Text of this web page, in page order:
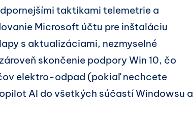
taktikami telemetrie a
Microsoft účtu pre inštaláciu
s aktualizáciami, nezmyselné
skončenie podpory Win 10, čo
elektro-odpad (pokiaľ nechcete
AI do všetkých súčastí Windowsu a